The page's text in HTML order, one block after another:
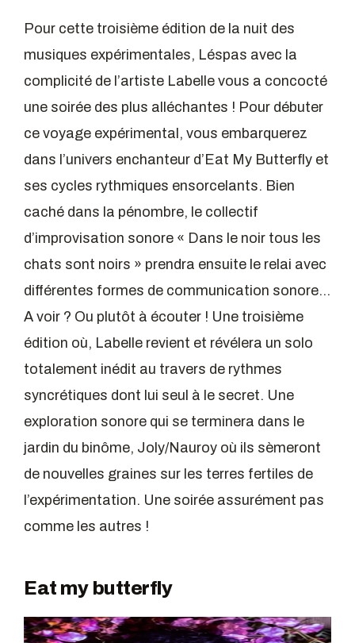
Pour cette troisième édition de la nuit des
musiques expérimentales, Léspas avec la
complicité de l’artiste Labelle vous a concocté
une soirée des plus alléchantes ! Pour débuter
ce voyage expérimental, vous embarquerez
dans l’univers enchanteur d’Eat My Butterfly et
ses cycles rythmiques ensorcelants. Bien
caché dans la pénombre, le collectif
d’improvisation sonore « Dans le noir tous les
chats sont noirs » prendra ensuite le relai avec
différentes formes de communication sonore…
A voir ? Ou plutôt à écouter ! Une troisième
édition où, Labelle revient et révélera un solo
totalement inédit au travers de rythmes
syncrétiques dont lui seul à le secret. Une
exploration sonore qui se terminera dans le
jardin du binôme, Joly/Nauroy où ils sèmeront
de nouvelles graines sur les terres fertiles de
l’expérimentation. Une soirée assurément pas
comme les autres !
Eat my butterfly